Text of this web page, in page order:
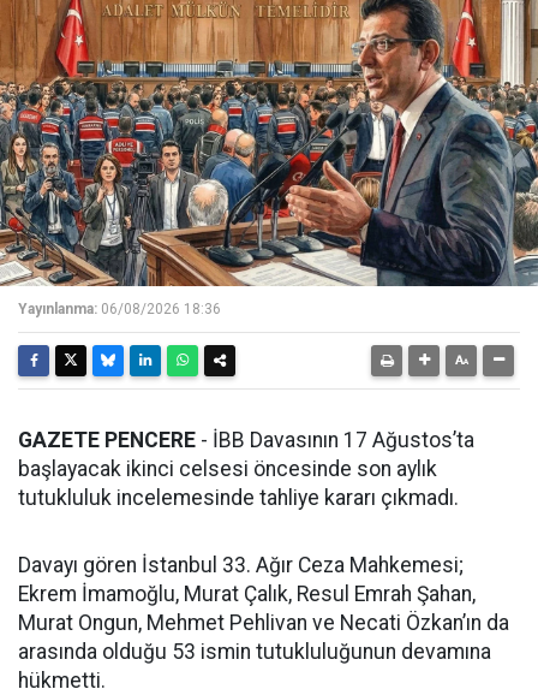
Yayınlanma: 06/08/2026 18:36
GAZETE PENCERE - İBB Davasının 17 Ağustos’ta
başlayacak ikinci celsesi öncesinde son aylık
tutukluluk incelemesinde tahliye kararı çıkmadı.
Davayı gören İstanbul 33. Ağır Ceza Mahkemesi;
Ekrem İmamoğlu, Murat Çalık, Resul Emrah Şahan,
Murat Ongun, Mehmet Pehlivan ve Necati Özkan’ın da
arasında olduğu 53 ismin tutukluluğunun devamına
hükmetti.